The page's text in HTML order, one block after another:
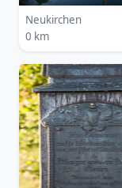
Neukirchen
0 km